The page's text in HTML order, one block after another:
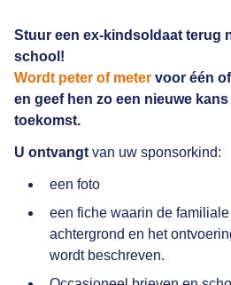
Stuur een ex-kindsoldaat terug
school!
Wordt peter of meter voor één
en geef hen zo een nieuwe kans
toekomst.
U ontvangt van uw sponsorkind:
een foto
een fiche waarin de familiale
achtergrond en het
wordt beschreven.